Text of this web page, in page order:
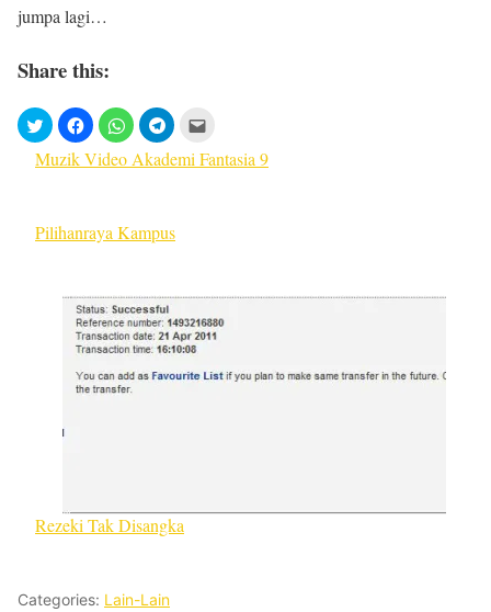
jumpa lagi…
Share this:
Muzik Video Akademi Fantasia 9
Pilihanraya Kampus
Rezeki Tak Disangka
Categories: Lain-Lain